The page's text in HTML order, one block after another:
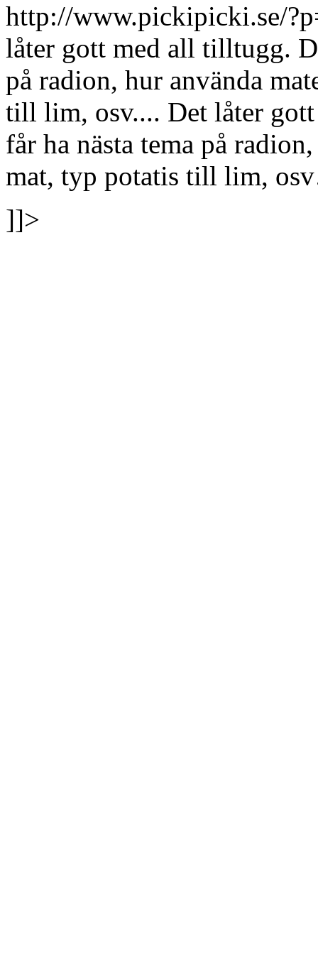
http://www.pickipicki.se/
låter gott med all tilltugg.
på radion, hur använda
till lim, osv.... Det låter
får ha nästa tema på
mat, typ potatis till lim,
]]>